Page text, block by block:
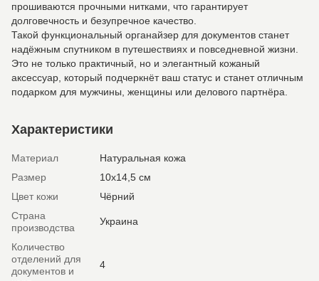
прошиваются прочными нитками, что гарантирует
долговечность и безупречное качество.
Такой функциональный органайзер для документов станет
надёжным спутником в путешествиях и повседневной жизни.
Это не только практичный, но и элегантный кожаный
аксессуар, который подчеркнёт ваш статус и станет отличным
подарком для мужчины, женщины или делового партнёра.
Характеристики
Материал
Натуральная кожа
Размер
10х14,5 см
Цвет кожи
Чёрний
Страна
производства
Украина
Количество
отделений для
документов и
4